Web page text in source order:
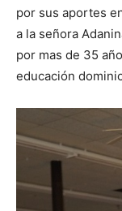
por sus aportes
a la señora
por mas de 35
educación